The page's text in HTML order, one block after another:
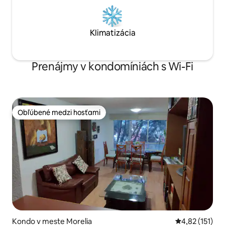
Klimatizácia
Prenájmy v kondomíniách s Wi-Fi
Obľúbené medzi hosťami
Obľúbené medzi hosťami
Kondo v meste Morelia Priemerné
4,82 (151)